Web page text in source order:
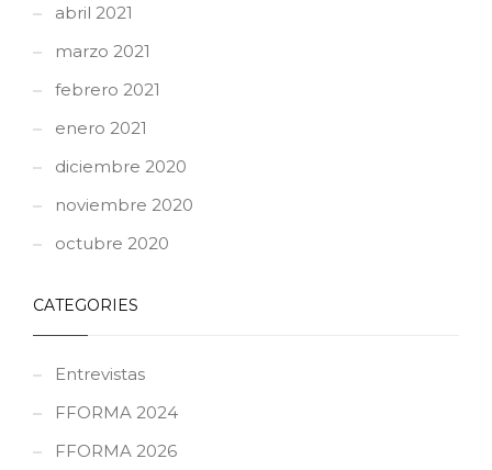
abril 2021
marzo 2021
febrero 2021
enero 2021
diciembre 2020
noviembre 2020
octubre 2020
CATEGORIES
Entrevistas
FFORMA 2024
FFORMA 2026